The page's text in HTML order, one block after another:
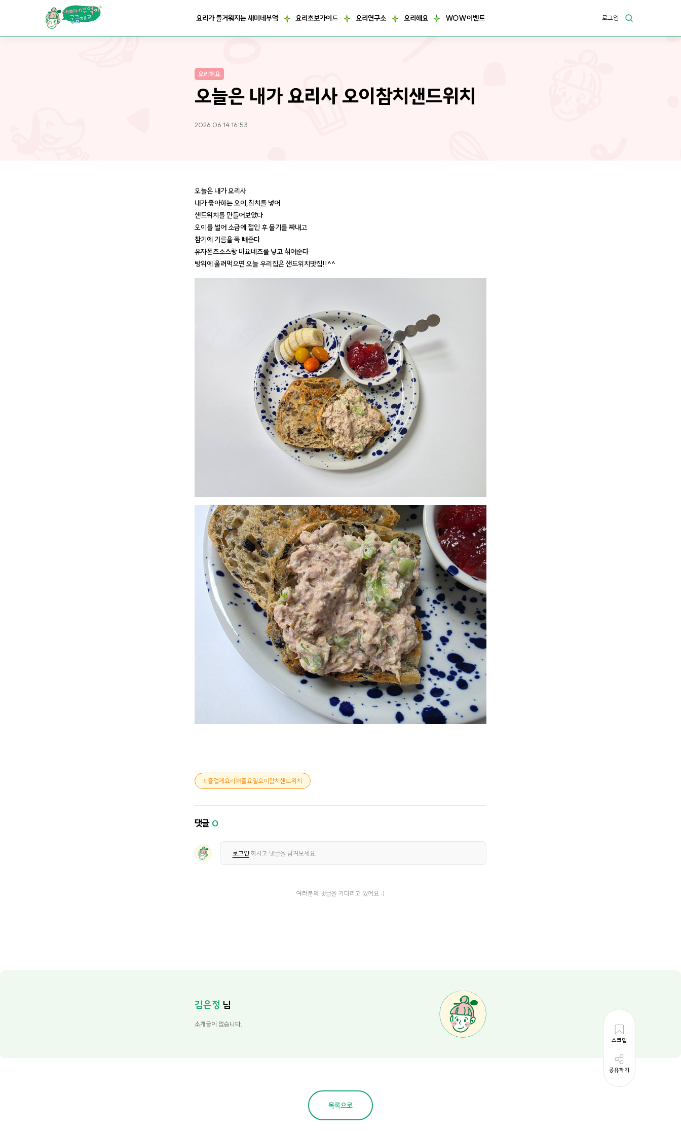
요리가 즐거워지는 새미네부엌 요리초보가이드 요리연구소 요리해요 WOW이벤트 로그인
스크랩
공유하기
요리해요
오늘은 내가 요리사 오이참치샌드위치
2026.06.14 16:53
오늘은 내가 요리사
내가 좋아하는 오이,참치를 넣어
샌드위치를 만들어보았다
오이를 썰어 소금에 절인 후 물기를 짜내고
참기에 기름을 쭉 빼준다
유자폰즈소스랑 마요네즈를 넣고 섞어준다
빵위에 올려먹으면 오늘 우리집은 샌드위치맛집!!^^
즐겁게요리해즐요일오이참치샌드위치
댓글 0
로그인 하시고 댓글을 남겨보세요.
여러분의 댓글을 기다리고 있어요 :)
김은정 님
소개글이 없습니다.
목록으로